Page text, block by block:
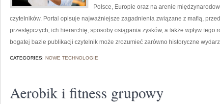
Polsce, Europie oraz na arenie
czytelników. Portal opisuje najważniejsze zagadnienia związane z mafią,
przestępczych, ich hierarchię, sposoby osiągania zysków, a także wpływ tego
bogatej bazie publikacji czytelnik może zrozumieć zarówno historyczne
CATEGORIES: NOWE TECHNOLOGIE
Aerobik i fitness grupowy